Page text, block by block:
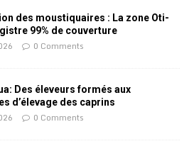
des moustiquaires : La zone Oti-
99% de couverture
0 Comments
Des éleveurs formés aux
d’élevage des caprins
0 Comments